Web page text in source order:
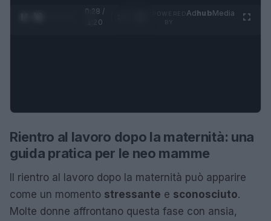
0:29 /
1:20
AdhubMedia
Rientro al lavoro dopo la maternità: una
guida pratica per le neo mamme
Il rientro al lavoro dopo la maternità può apparire
come un momento stressante e sconosciuto.
Molte donne affrontano questa fase con ansia,